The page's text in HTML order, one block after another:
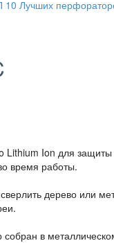
Ion для защиты
время работы.
дерево или
в